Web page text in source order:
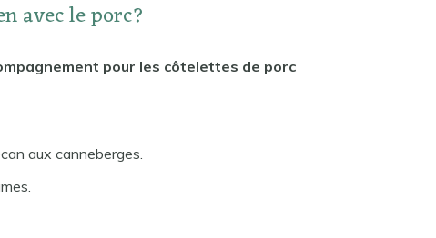
avec le porc?
pour les côtelettes de porc
aux canneberges.